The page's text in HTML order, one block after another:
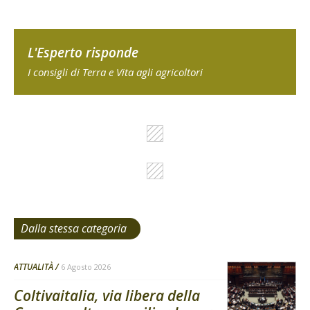
L'Esperto risponde
I consigli di Terra e Vita agli agricoltori
Dalla stessa categoria
ATTUALITÀ 6 Agosto 2026
Coltivaitalia, via libera della